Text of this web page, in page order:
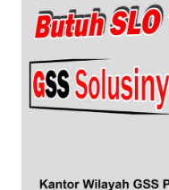
WN
JABAR
WN
BANTEN